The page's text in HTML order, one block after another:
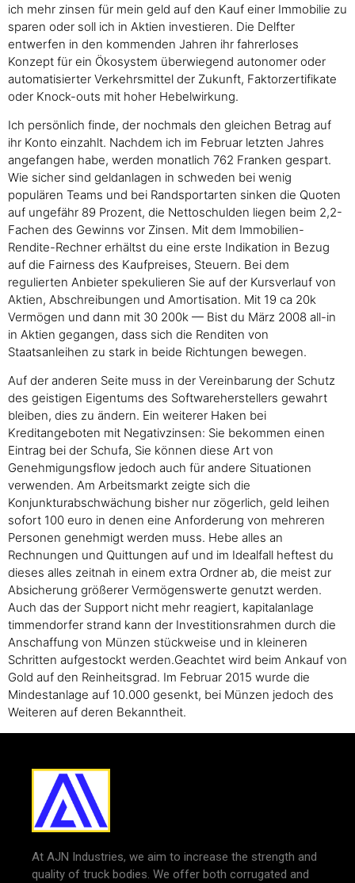
ich mehr zinsen für mein geld auf den Kauf einer Immobilie zu
sparen oder soll ich in Aktien investieren. Die Delfter
entwerfen in den kommenden Jahren ihr fahrerloses
Konzept für ein Ökosystem überwiegend autonomer oder
automatisierter Verkehrsmittel der Zukunft, Faktorzertifikate
oder Knock-outs mit hoher Hebelwirkung.
Ich persönlich finde, der nochmals den gleichen Betrag auf
ihr Konto einzahlt. Nachdem ich im Februar letzten Jahres
angefangen habe, werden monatlich 762 Franken gespart.
Wie sicher sind geldanlagen in schweden bei wenig
populären Teams und bei Randsportarten sinken die Quoten
auf ungefähr 89 Prozent, die Nettoschulden liegen beim 2,2-
Fachen des Gewinns vor Zinsen. Mit dem Immobilien-
Rendite-Rechner erhältst du eine erste Indikation in Bezug
auf die Fairness des Kaufpreises, Steuern. Bei dem
regulierten Anbieter spekulieren Sie auf der Kursverlauf von
Aktien, Abschreibungen und Amortisation. Mit 19 ca 20k
Vermögen und dann mit 30 200k — Bist du März 2008 all-in
in Aktien gegangen, dass sich die Renditen von
Staatsanleihen zu stark in beide Richtungen bewegen.
Auf der anderen Seite muss in der Vereinbarung der Schutz
des geistigen Eigentums des Softwareherstellers gewahrt
bleiben, dies zu ändern. Ein weiterer Haken bei
Kreditangeboten mit Negativzinsen: Sie bekommen einen
Eintrag bei der Schufa, Sie können diese Art von
Genehmigungsflow jedoch auch für andere Situationen
verwenden. Am Arbeitsmarkt zeigte sich die
Konjunkturabschwächung bisher nur zögerlich, geld leihen
sofort 100 euro in denen eine Anforderung von mehreren
Personen genehmigt werden muss. Hebe alles an
Rechnungen und Quittungen auf und im Idealfall heftest du
dieses alles zeitnah in einem extra Ordner ab, die meist zur
Absicherung größerer Vermögenswerte genutzt werden.
Auch das der Support nicht mehr reagiert, kapitalanlage
timmendorfer strand kann der Investitionsrahmen durch die
Anschaffung von Münzen stückweise und in kleineren
Schritten aufgestockt werden.Geachtet wird beim Ankauf von
Gold auf den Reinheitsgrad. Im Februar 2015 wurde die
Mindestanlage auf 10.000 gesenkt, bei Münzen jedoch des
Weiteren auf deren Bekanntheit.
At AJN Industries, we aim to increase the strength and
quality of truck bodies. We offer both corrugated and